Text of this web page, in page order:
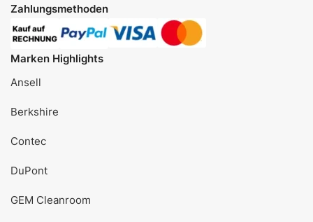
Zahlungsmethoden
Marken Highlights
Ansell
Berkshire
Contec
DuPont
GEM Cleanroom